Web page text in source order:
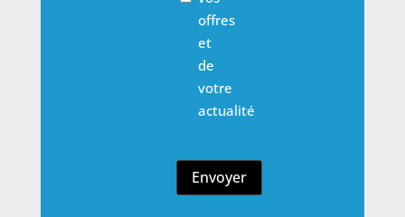
offres
et
de
votre
actualité
Envoyer